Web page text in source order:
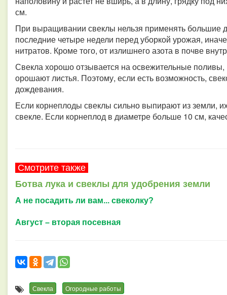
см.
При выращивании свеклы нельзя применять большие
последние четыре недели перед уборкой урожая,
нитратов. Кроме того, от излишнего азота в почве
Свекла хорошо отзывается на освежительные
орошают листья. Поэтому, если есть возможность,
дождевания.
Если корнеплоды свеклы сильно выпирают из земли,
свекле. Если корнеплод в диаметре больше 10 см,
Смотрите также
Ботва лука и свеклы для удобрения земли
А не посадить ли вам... свеколку?
Август – вторая посевная
Свекла Огородные работы